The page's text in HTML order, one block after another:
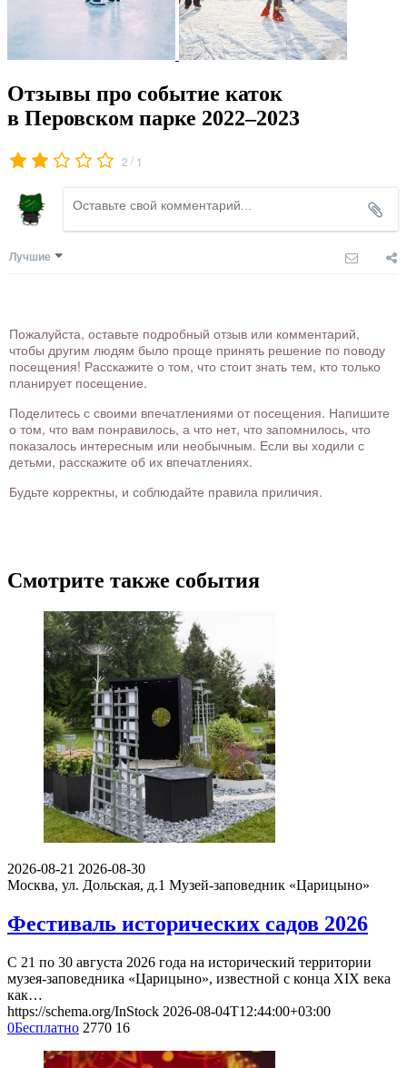
Отзывы про событие каток
в Перовском парке 2022–2023
2 / 1
Лучшие
Пожалуйста, оставьте подробный отзыв или комментарий,
чтобы другим людям было проще принять решение по поводу
посещения! Расскажите о том, что стоит знать тем, кто только
планирует посещение.
Поделитесь с своими впечатлениями от посещения. Напишите
о том, что вам понравилось, а что нет, что запомнилось, что
показалось интересным или необычным. Если вы ходили с
детьми, расскажите об их впечатлениях.
Будьте корректны, и соблюдайте правила приличия.
Смотрите также события
2026-08-21 2026-08-30
Москва, ул. Дольская, д.1 Музей-заповедник «Царицыно»
Фестиваль исторических садов 2026
С 21 по 30 августа 2026 года на исторический территории
музея-заповедника «Царицыно», известной с конца XIX века
как…
https://schema.org/InStock 2026-08-04T12:44:00+03:00
0Бесплатно 2770 16